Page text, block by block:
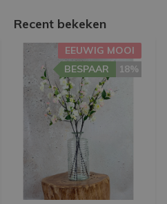
Recent bekeken
EEUWIG MOOI
18%
BESPAAR